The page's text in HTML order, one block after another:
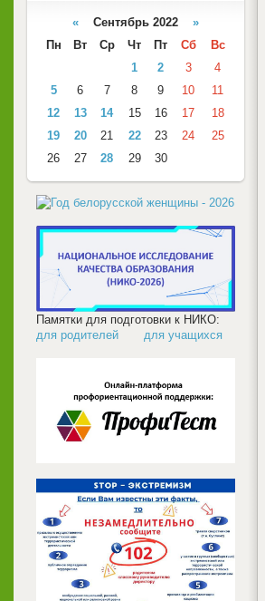
« Сентябрь 2022 »
Пн
Вт Ср Чт Пт Сб
Вс
1
2 3
4
5
6 7 8 9 10
11
12
13 14 15 16 17
18
19
20 21 22 23 24
25
26
27 28 29 30
Памятки для подготовки к НИКО:
для родителей
для учащихся